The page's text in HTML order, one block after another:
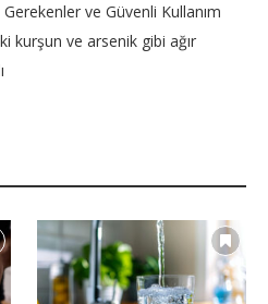
ve Güvenli Kullanım
kurşun ve arsenik gibi ağır